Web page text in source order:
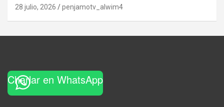
28 julio, 2026 penjamotv_alwim4
Charlar en WhatsApp